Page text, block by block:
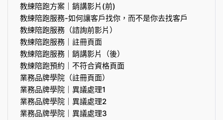
教練陪跑方案｜銷講影片(前)
教練陪跑服務-如何讓客戶找你，而不是你去找客戶
教練陪跑服務（諮詢前影片）
教練陪跑服務｜註冊頁面
教練陪跑服務｜銷講影片（後）
教練陪跑預約｜不符合資格頁面
業務品牌學院（註冊頁面）
業務品牌學院｜異議處理1
業務品牌學院｜異議處理2
業務品牌學院｜異議處理3